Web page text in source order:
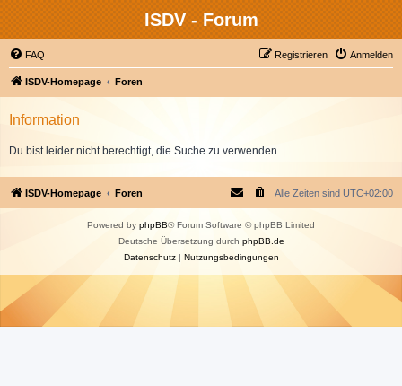
ISDV - Forum
FAQ Anmelden
Registrieren
ISDV-Homepage Foren
Information
Du bist leider nicht berechtigt, die Suche zu verwenden.
ISDV-Homepage Foren Alle Zeiten sind UTC+02:00
Powered by phpBB® Forum Software © phpBB Limited
Deutsche Übersetzung durch phpBB.de
Datenschutz| Nutzungsbedingungen